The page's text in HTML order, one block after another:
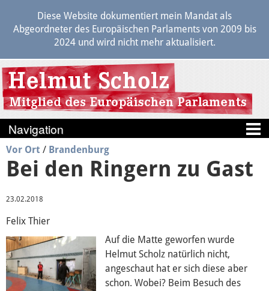
Diese Website dokumentiert mein Mandat als
Abgeordneter des Europäischen Parlaments von 2009 bis
2024 und wird nicht mehr aktualisiert.
Blog
Transparenz
Über mich
Vor Ort / Brandenburg
Bei den Ringern zu Gast
23.02.2018
Felix Thier
Auf die Matte geworfen wurde
Helmut Scholz natürlich nicht,
angeschaut hat er sich diese aber
schon. Wobei? Beim Besuch des